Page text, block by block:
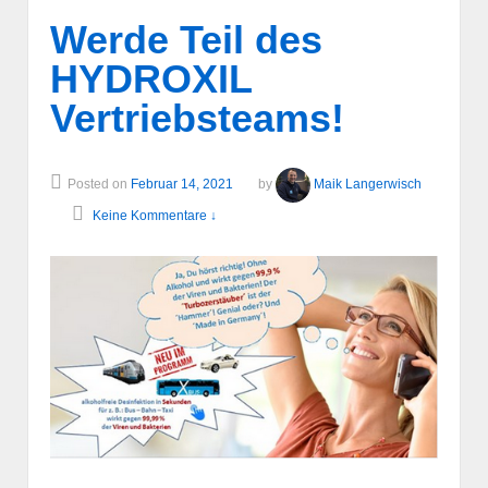
Werde Teil des
HYDROXIL
Vertriebsteams!
Posted on Februar 14, 2021 by Maik Langerwisch
Keine Kommentare ↓